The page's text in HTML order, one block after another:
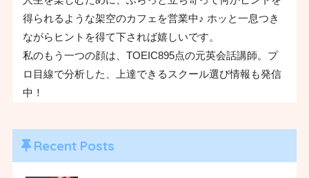
得られるような架空のカフェを営業中♪ ホッと一息つき
ながらヒントを得て下されば嬉しいです。
私のもう一つの顔は、TOEIC895点の元英会話講師。プ
ロ目線で分析した、上達できるスクール選び情報も発信
中！
Recent Posts